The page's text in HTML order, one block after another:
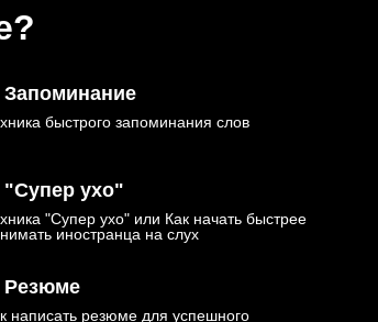
Запоминание
быстрого запоминания слов
"Супер ухо"
"Супер ухо" или Как начать быстрее
иностранца на слух
Резюме
написать резюме для успешного